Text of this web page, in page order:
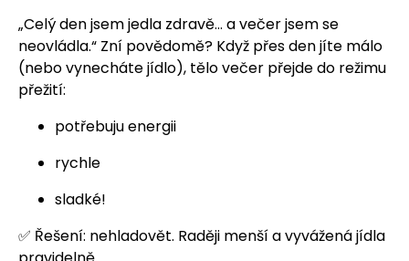
„Celý den jsem jedla zdravě… a večer jsem se
neovládla.“ Zní povědomě? Když přes den jíte málo
(nebo vynecháte jídlo), tělo večer přejde do režimu
přežití:
potřebuju energii
rychle
sladké!
✅ Řešení: nehladovět. Raději menší a vyvážená jídla